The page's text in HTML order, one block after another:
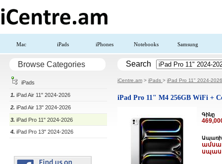
Mac iPads iPhones Notebooks Samsung
Browse Categories
iPads
1. iPad Air 11" 2024-2026
2. iPad Air 13" 2024-2026
3. iPad Pro 11" 2024-2026
4. iPad Pro 13" 2024-2026
Search
iCentre.am > iPads > iPad Pro 11" 2024-2026
iPad Pro 11" M4 256GB WiFi +
Գինը